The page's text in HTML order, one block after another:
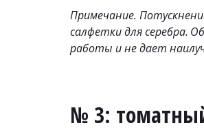
Примечание.
салфетки для серебра.
работы и не дает
№ 3: